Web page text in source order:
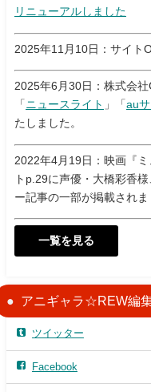
リニューアルしました
2025年11月10日：サイト
2025年6月30日：株式会社
「 ニュースライト 」「 au
たしました。
2022年4月19日：映画『
トp.29に声優・大橋彩香
ー記事の一部が掲載されま
一覧を見る
アニギャラ☆REW編
ツイッター
Facebook